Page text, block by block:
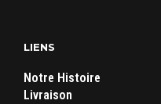
LIENS
Notre Histoire
Livraison